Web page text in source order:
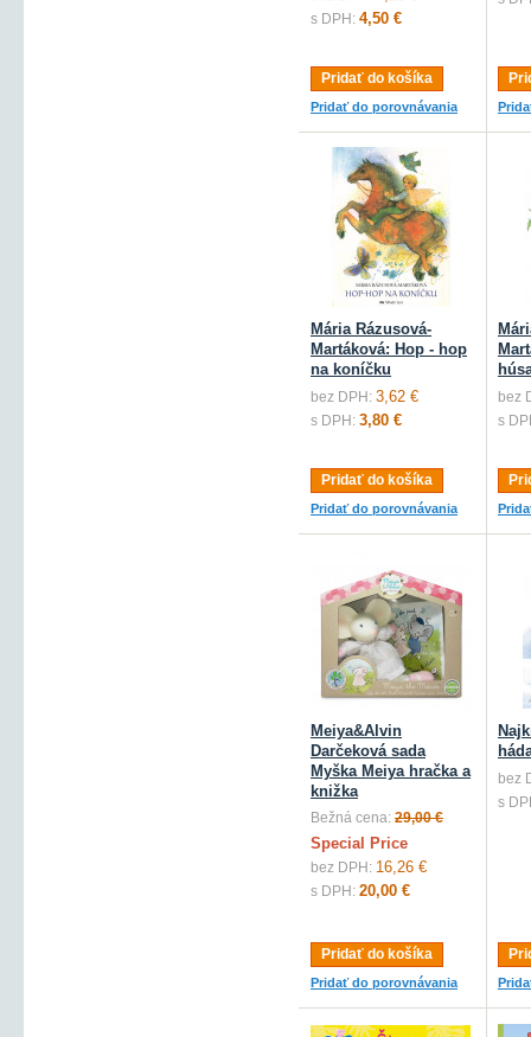
s DPH: 4,50 €
Pridať do košíka
Pridať do porovnávania
Mária Rázusová-
Martáková: Hop - hop
na koníčku
bez DPH: 3,62 €
s DPH: 3,80 €
Pridať do košíka
Pridať do porovnávania
bez
s
Meiya&Alvin
Darčeková sada
Myška Meiya hračka a
knižka
Bežná cena: 29,00 €
Special Price
bez DPH: 16,26 €
s DPH: 20,00 €
Pridať do košíka
Pridať do porovnávania
bez
s